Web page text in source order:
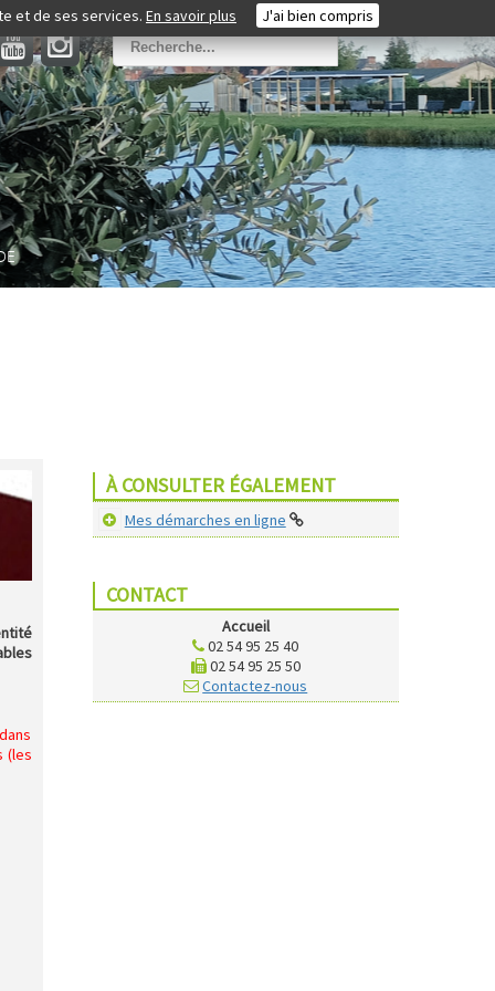
(les
À CONSULTER ÉGALEMENT
Mes démarches en ligne
CONTACT
Accueil
02 54 95 25 40
02 54 95 25 50
Contactez-nous
et de ses services. En savoir plus J'ai bien compris